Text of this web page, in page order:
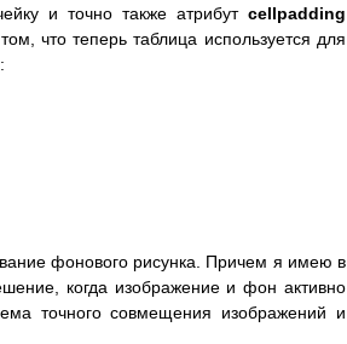
и точно также атрибут cellpadding
что теперь таблица используется для
фонового рисунка. Причем я имею в
когда изображение и фон активно
точного совмещения изображений и